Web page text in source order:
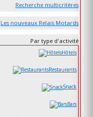
Recherche multicritères
Les nouveaux Relais Motards
Par type d'activité
Hôtels
Restaurants
Snack
Bars